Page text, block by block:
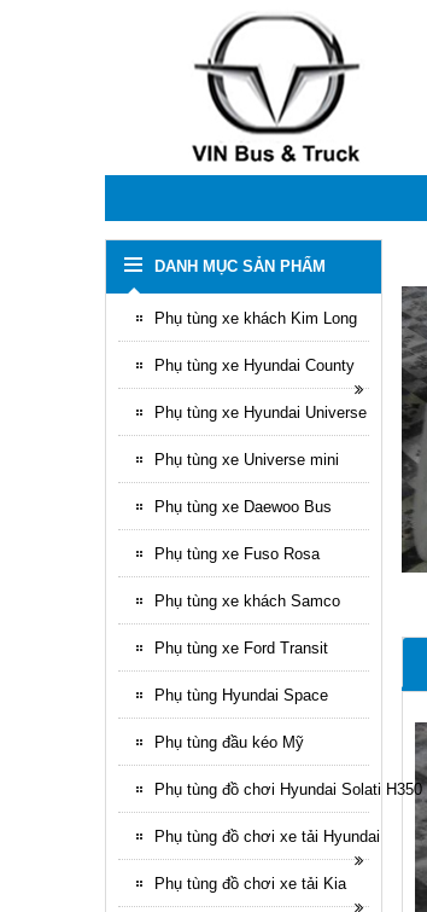
DANH MỤC SẢN PHẨM
Phụ tùng xe khách Kim Long
Phụ tùng xe Hyundai County
Phụ tùng xe Hyundai Universe
Phụ tùng xe Universe mini
Phụ tùng xe Daewoo Bus
Phụ tùng xe Fuso Rosa
Phụ tùng xe khách Samco
Phụ tùng xe Ford Transit
Phụ tùng Hyundai Space
Phụ tùng đầu kéo Mỹ
Phụ tùng đồ chơi Hyundai Solati H350
Phụ tùng đồ chơi xe tải Hyundai
Phụ tùng đồ chơi xe tải Kia